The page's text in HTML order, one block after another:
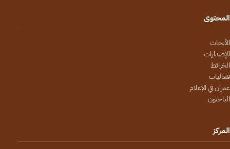
المحتوى
الأبحاث
الإصدارات
الخرائط
فعاليات
عمران في الإعلام
الباحثون
المركز